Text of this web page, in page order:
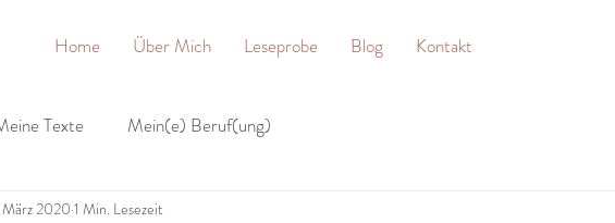
Home Über Mich Leseprobe Blog Kontakt
Texte Mein(e) Beruf(ung)
2020 1 Min. Lesezeit